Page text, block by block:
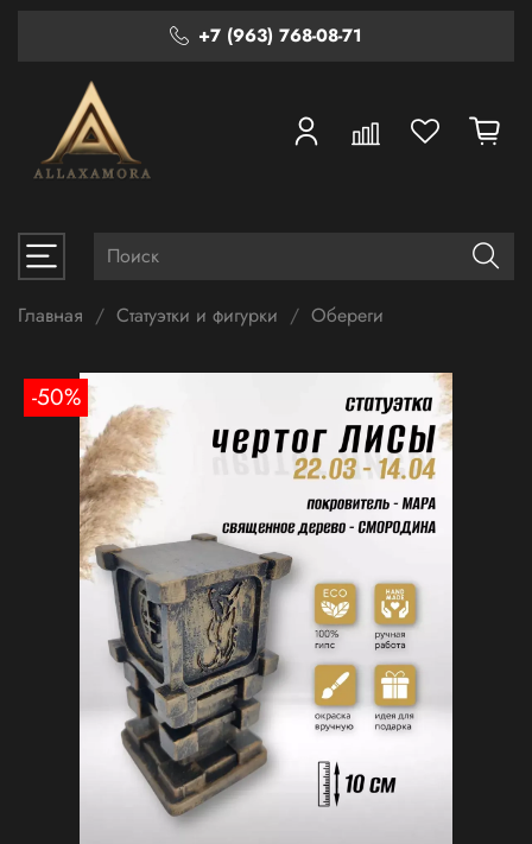
+7 (963) 768-08-71
Главная Статуэтки и фигурки Обереги
-50%